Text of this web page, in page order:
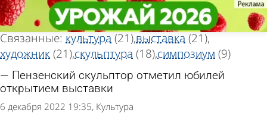
«Скульптор»
Тег новостей
Всего найдено 80 новостей
Связанные: культура (21)выставка (21)
художник(21)скульптура (18)симпозиум (9)
Пензенский скульптор отметил юбилей
открытием выставки
6 декабря 2022 19:35 Культура
«Скульптор»
Тег новостей